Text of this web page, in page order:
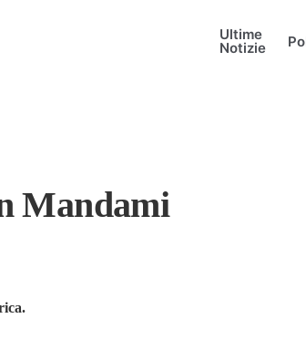
Ultime
Notizie
Mandami